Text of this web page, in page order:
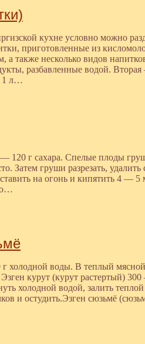
кухне условно можно
приготовленные из
также несколько видов
разбавленные водой.
1 л…
120 г сахара. Спелые плоды
Затем груши разрезать,
на огонь и кипятить 4 —
холодной воды. В теплый
курут (курут растертый)
холодной водой, залить
и остудить.Эзген сюзьмё